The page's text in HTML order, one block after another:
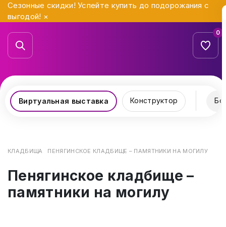
Сезонные скидки! Успейте купить до подорожания с
выгодой! ×
0
Виртуальная выставка Конструктор
КЛАДБИЩА ПЕНЯГИНСКОЕ КЛАДБИЩЕ – ПАМЯТНИКИ НА МОГИЛУ
Пенягинское кладбище –
памятники на могилу